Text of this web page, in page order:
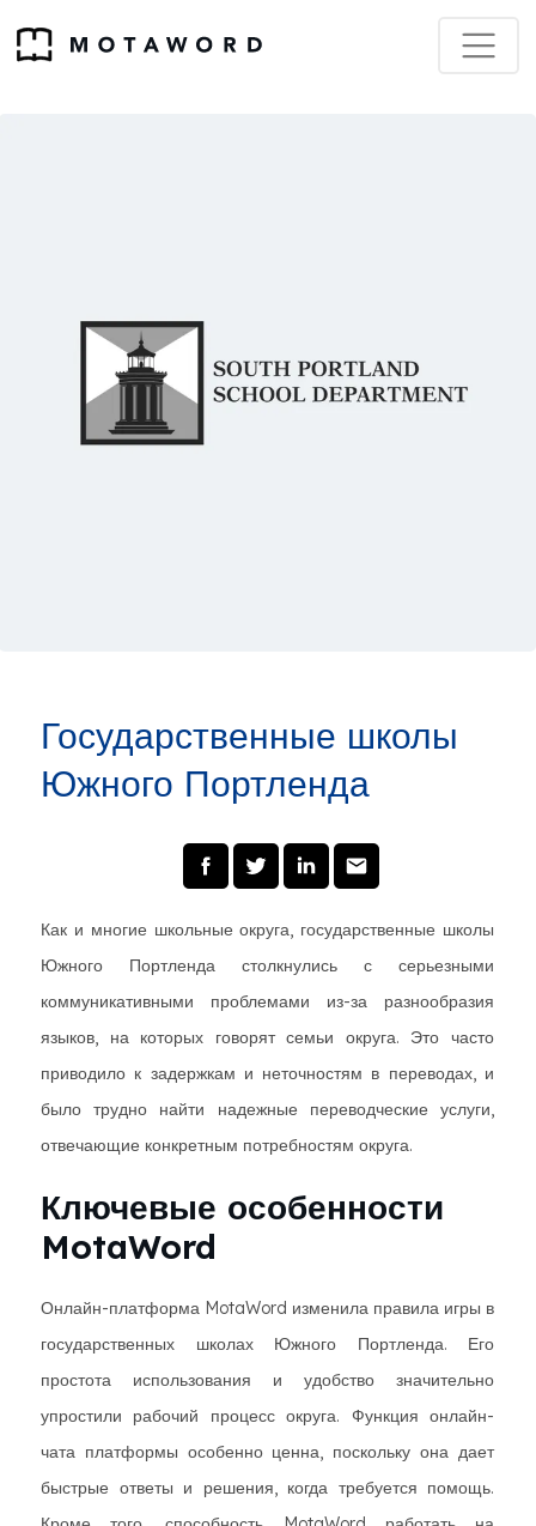
Государственные школы
Южного Портленда
Как и многие школьные округа, государственные школы
Южного Портленда столкнулись с серьезными
коммуникативными проблемами из-за разнообразия
языков, на которых говорят семьи округа. Это часто
приводило к задержкам и неточностям в переводах, и
было трудно найти надежные переводческие услуги,
отвечающие конкретным потребностям округа.
Ключевые особенности
MotaWord
Онлайн-платформа MotaWord изменила правила игры в
государственных школах Южного Портленда. Его
простота использования и удобство значительно
упростили рабочий процесс округа. Функция онлайн-
чата платформы особенно ценна, поскольку она дает
быстрые ответы и решения, когда требуется помощь.